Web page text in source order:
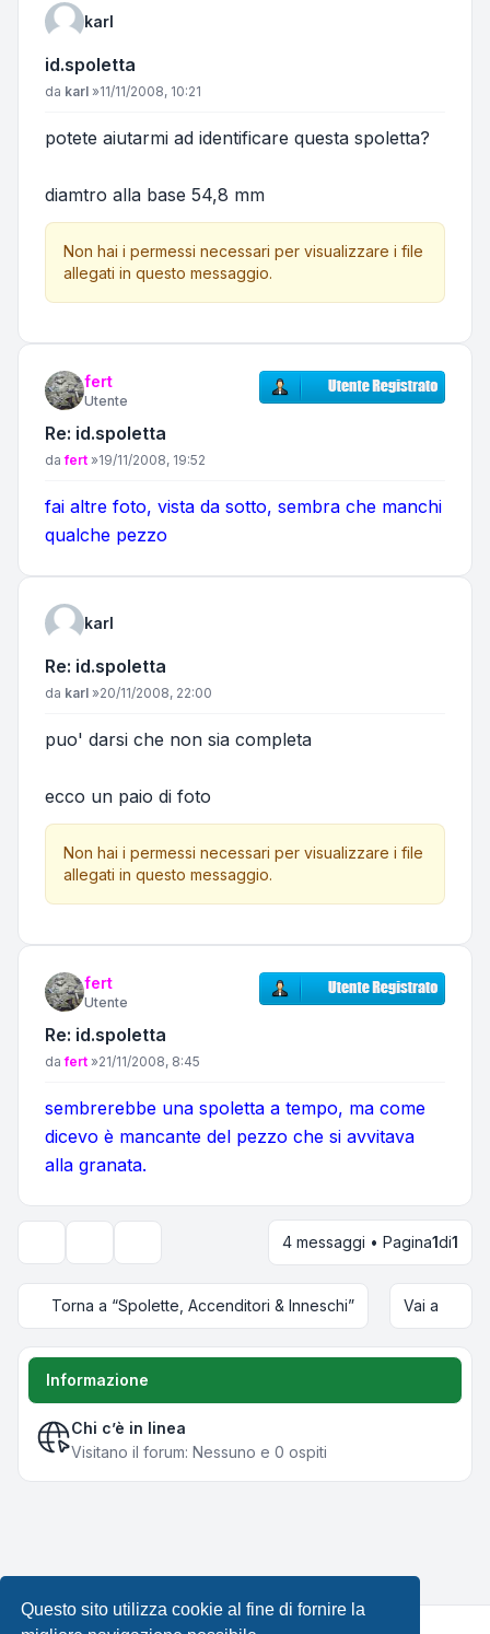
Questo sito utilizza cookie al fine di fornire la
karl
id.spoletta
Messaggio
da karl »11/11/2008, 10:21
potete aiutarmi ad identificare questa spoletta?
diamtro alla base 54,8 mm
Non hai i permessi necessari per visualizzare i file
allegati in questo messaggio.
fert
Utente
Re: id.spoletta
Messaggio
dafert »19/11/2008, 19:52
fai altre foto, vista da sotto, sembra che manchi
qualche pezzo
karl
Re: id.spoletta
Messaggio
da karl »20/11/2008, 22:00
puo' darsi che non sia completa
ecco un paio di foto
Non hai i permessi necessari per visualizzare i file
allegati in questo messaggio.
fert
Utente
Re: id.spoletta
Messaggio
dafert »21/11/2008, 8:45
sembrerebbe una spoletta a tempo, ma come
dicevo è mancante del pezzo che si avvitava
alla granata.
Opzioni di visualizzazione e ordinamento
4 messaggi • Pagina1di1
Torna a “Spolette, Accenditori & Inneschi” Vai a
Informazione
Chi c’è in linea
Visitano il forum: Nessuno e 0 ospiti